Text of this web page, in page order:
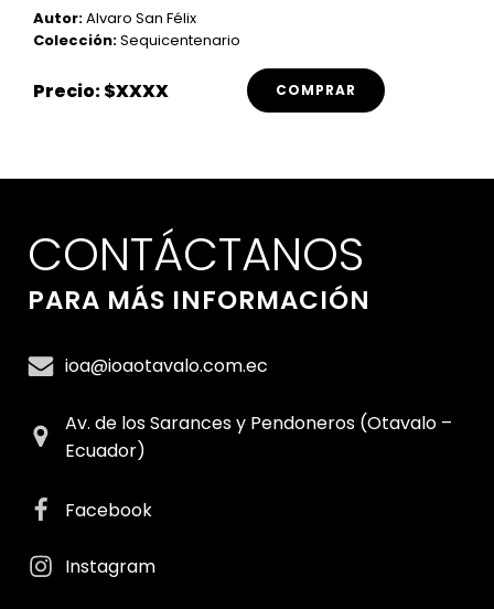
Autor:Alvaro San Félix
Colección:Sequicentenario
Precio: $XXXX COMPRAR
CONTÁCTANOS
PARA MÁS INFORMACIÓN
ioa@ioaotavalo.com.ec
Av. de los Sarances y Pendoneros (Otavalo –
Ecuador)
Facebook
Instagram